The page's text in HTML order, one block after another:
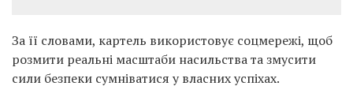
За її словами, картель використовує соцмережі, щоб
розмити реальні масштаби насильства та змусити
сили безпеки сумніватися у власних успіхах.